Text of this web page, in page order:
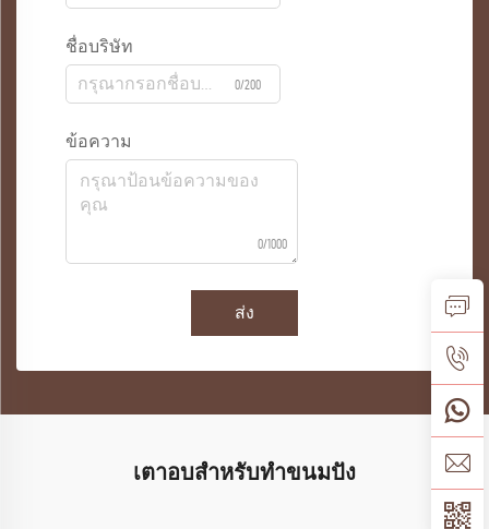
ชื่อบริษัท
0/200
ข้อความ
0/1000
ส่ง
เตาอบสำหรับทำขนมปัง